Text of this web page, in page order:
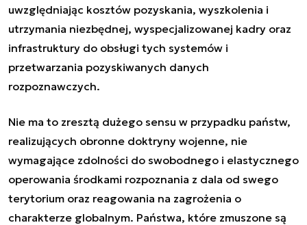
uwzględniając kosztów pozyskania, wyszkolenia i
utrzymania niezbędnej, wyspecjalizowanej kadry oraz
infrastruktury do obsługi tych systemów i
przetwarzania pozyskiwanych danych
rozpoznawczych.
Nie ma to zresztą dużego sensu w przypadku państw,
realizujących obronne doktryny wojenne, nie
wymagające zdolności do swobodnego i elastycznego
operowania środkami rozpoznania z dala od swego
terytorium oraz reagowania na zagrożenia o
charakterze globalnym. Państwa, które zmuszone są